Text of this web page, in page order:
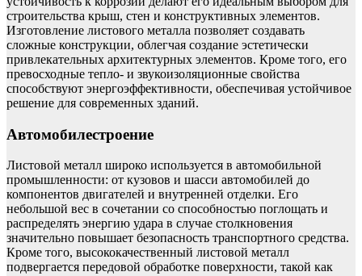
строительства крыш, стен и конструктивных элементов.
Изготовление листового металла позволяет создавать
сложные конструкции, облегчая создание эстетически
привлекательных архитектурных элементов. Кроме того, его
превосходные тепло- и звукоизоляционные свойства
способствуют энергоэффективности, обеспечивая устойчивое
решение для современных зданий.
Автомобилестроение
Листовой металл широко используется в автомобильной
промышленности: от кузовов и шасси автомобилей до
компонентов двигателей и внутренней отделки. Его
небольшой вес в сочетании со способностью поглощать и
распределять энергию удара в случае столкновения
значительно повышает безопасность транспортного средства.
Кроме того, высококачественный листовой металл
подвергается передовой обработке поверхности, такой как